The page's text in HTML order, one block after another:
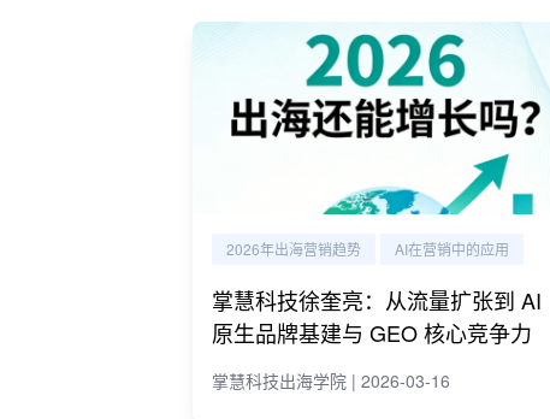
2026年出海营销趋势 AI在营销中的应用
掌慧科技徐奎亮：从流量扩张到 AI
原生品牌基建与 GEO 核心竞争力
掌慧科技出海学院 | 2026-03-16